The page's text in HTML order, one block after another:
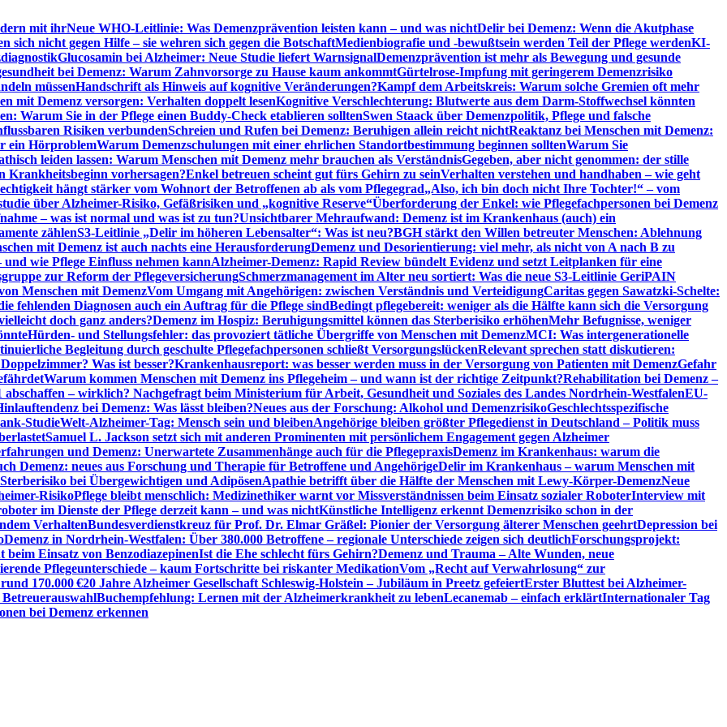
mit ihrNeue WHO-Leitlinie: Was Demenzprävention leisten kann – und was nichtDelir bei Demenz: Wenn die Akutphase
sich nicht gegen Hilfe – sie wehren sich gegen die BotschaftMedienbiografie und -bewußtsein werden Teil der Pflege werdenKI-
Glucosamin bei Alzheimer: Neue Studie liefert WarnsignalDemenzprävention ist mehr als Bewegung und gesunde
bei Demenz: Warum Zahnvorsorge zu Hause kaum ankommtGürtelrose-Impfung mit geringerem Demenzrisiko
müssenHandschrift als Hinweis auf kognitive Veränderungen?Kampf dem Arbeitskreis: Warum solche Gremien oft mehr
mit Demenz versorgen: Verhalten doppelt lesenKognitive Verschlechterung: Blutwerte aus dem Darm-Stoffwechsel könnten
Warum Sie in der Pflege einen Buddy-Check etablieren solltenSwen Staack über Demenzpolitik, Pflege und falsche
Risiken verbundenSchreien und Rufen bei Demenz: Beruhigen allein reicht nichtReaktanz bei Menschen mit Demenz:
ein HörproblemWarum Demenzschulungen mit einer ehrlichen Standortbestimmung beginnen solltenWarum Sie
leiden lassen: Warum Menschen mit Demenz mehr brauchen als VerständnisGegeben, aber nicht genommen: der stille
Krankheitsbeginn vorhersagen?Enkel betreuen scheint gut fürs Gehirn zu seinVerhalten verstehen und handhaben – wie geht
hängt stärker vom Wohnort der Betroffenen ab als vom Pflegegrad„Also, ich bin doch nicht Ihre Tochter!“ – vom
über Alzheimer-Risiko, Gefäßrisiken und „kognitive Reserve“Überforderung der Enkel: wie Pflegefachpersonen bei Demenz
– was ist normal und was ist zu tun?Unsichtbarer Mehraufwand: Demenz ist im Krankenhaus (auch) ein
zählenS3-Leitlinie „Delir im höheren Lebensalter“: Was ist neu?BGH stärkt den Willen betreuter Menschen: Ablehnung
mit Demenz ist auch nachts eine HerausforderungDemenz und Desorientierung: viel mehr, als nicht von A nach B zu
wie Pflege Einfluss nehmen kannAlzheimer-Demenz: Rapid Review bündelt Evidenz und setzt Leitplanken für eine
zur Reform der PflegeversicherungSchmerzmanagement im Alter neu sortiert: Was die neue S3-Leitlinie GeriPAIN
Menschen mit DemenzVom Umgang mit Angehörigen: zwischen Verständnis und VerteidigungCaritas gegen Sawatzki-Schelte:
fehlenden Diagnosen auch ein Auftrag für die Pflege sindBedingt pflegebereit: weniger als die Hälfte kann sich die Versorgung
doch ganz anders?Demenz im Hospiz: Beruhigungsmittel können das Sterberisiko erhöhenMehr Befugnisse, weniger
Hürden- und Stellungsfehler: das provoziert tätliche Übergriffe von Menschen mit DemenzMCI: Was intergenerationelle
Begleitung durch geschulte Pflegefachpersonen schließt VersorgungslückenRelevant sprechen statt diskutieren:
Was ist besser?Krankenhausreport: was besser werden muss in der Versorgung von Patienten mit DemenzGefahr
Warum kommen Menschen mit Demenz ins Pflegeheim – und wann ist der richtige Zeitpunkt?Rehabilitation bei Demenz –
abschaffen – wirklich? Nachgefragt beim Ministerium für Arbeit, Gesundheit und Soziales des Landes Nordrhein-WestfalenEU-
bei Demenz: Was lässt bleiben?Neues aus der Forschung: Alkohol und DemenzrisikoGeschlechtsspezifische
StudieWelt-Alzheimer-Tag: Mensch sein und bleibenAngehörige bleiben größter Pflegedienst in Deutschland – Politik muss
Samuel L. Jackson setzt sich mit anderen Prominenten mit persönlichem Engagement gegen Alzheimer
und Demenz: Unerwartete Zusammenhänge auch für die PflegepraxisDemenz im Krankenhaus: warum die
Demenz: neues aus Forschung und Therapie für Betroffene und AngehörigeDelir im Krankenhaus – warum Menschen mit
bei Übergewichtigen und AdipösenApathie betrifft über die Hälfte der Menschen mit Lewy-Körper-DemenzNeue
RisikoPflege bleibt menschlich: Medizinethiker warnt vor Missverständnissen beim Einsatz sozialer RoboterInterview mit
im Dienste der Pflege derzeit kann – und was nichtKünstliche Intelligenz erkennt Demenzrisiko schon in der
VerhaltenBundesverdienstkreuz für Prof. Dr. Elmar Gräßel: Pionier der Versorgung älterer Menschen geehrtDepression bei
Demenz in Nordrhein-Westfalen: Über 380.000 Betroffene – regionale Unterschiede zeigen sich deutlichForschungsprojekt:
Einsatz von BenzodiazepinenIst die Ehe schlecht fürs Gehirn?Demenz und Trauma – Alte Wunden, neue
Pflegeunterschiede – kaum Fortschritte bei riskanter MedikationVom „Recht auf Verwahrlosung“ zur
170.000 €20 Jahre Alzheimer Gesellschaft Schleswig-Holstein – Jubiläum in Preetz gefeiertErster Bluttest bei Alzheimer-
Buchempfehlung: Lernen mit der Alzheimerkrankheit zu lebenLecanemab – einfach erklärtInternationaler Tag
bei Demenz erkennen